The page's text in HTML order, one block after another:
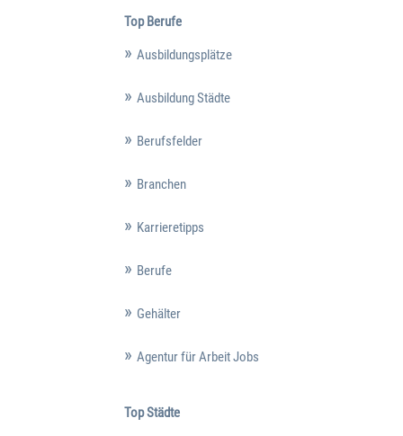
Top Berufe
Ausbildungsplätze
Ausbildung Städte
Berufsfelder
Branchen
Karrieretipps
Berufe
Gehälter
Agentur für Arbeit Jobs
Top Städte